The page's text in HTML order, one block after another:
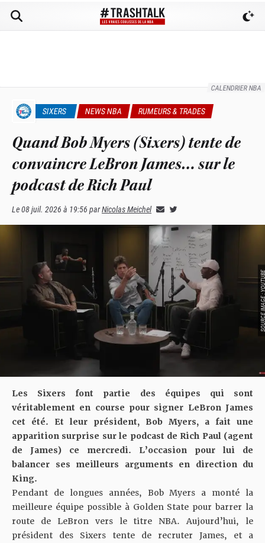
CALENDRIER NBA
SIXERS NEWS NBA RUMEURS & TRADES
Quand Bob Myers (Sixers) tente de
convaincre LeBron James… sur le
podcast de Rich Paul
Le08 juil. 2026 à 19:56 parNicolas Meichel
SOURCE
Les Sixers font partie des équipes qui sont
véritablement en course pour signer LeBron James
cet été. Et leur président, Bob Myers, a fait une
apparition surprise sur le podcast de Rich Paul (agent
de James) ce mercredi. L’occasion pour lui de
balancer ses meilleurs arguments en direction du
King.
Pendant de longues années, Bob Myers a monté la
meilleure équipe possible à Golden State pour barrer la
route de LeBron vers le titre NBA. Aujourd’hui, le
président des Sixers tente de recruter James, et a